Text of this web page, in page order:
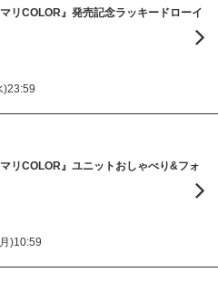
リCOLOR』発売記念ラッキードローイ
)23:59
リCOLOR』ユニットおしゃべり&フォ
)10:59